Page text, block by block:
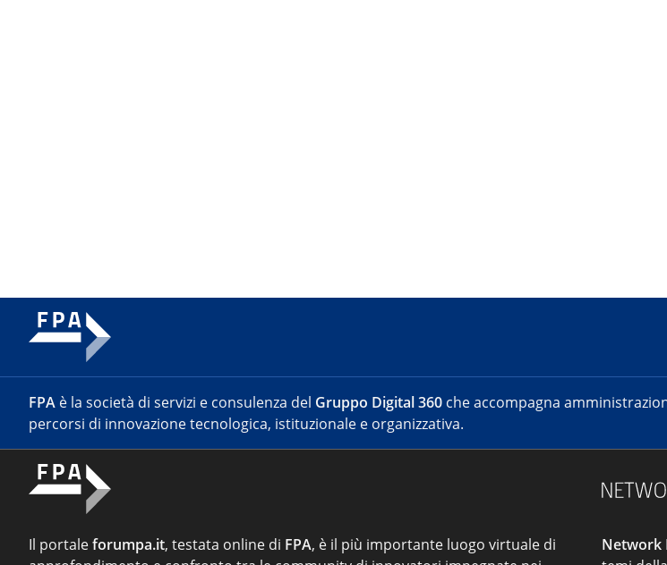
FPA è la società di servizi e consulenza del Gruppo Digital 360 che accompagna
percorsi di innovazione tecnologica, istituzionale e organizzativa.
Il portaleforumpa.it, testata online di FPA, è il più importante luogo virtuale di
Network